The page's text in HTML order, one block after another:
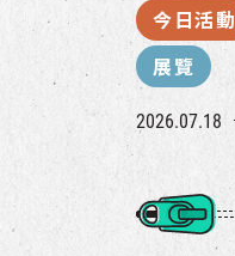
今日活動
展覽
2026.07.18